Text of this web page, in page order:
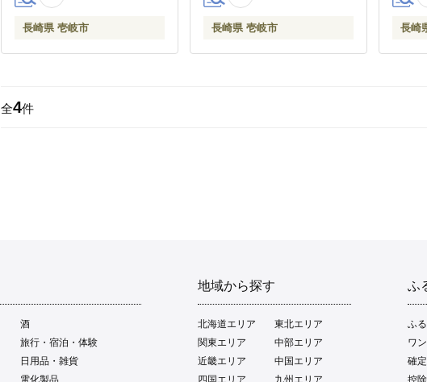
長崎県 壱岐市 長崎県 壱岐市 長崎
全4件
酒
旅行・宿泊・体験
日用品・雑貨
電化製品
地域から探す
北海道エリア
東北エリア
関東エリア
中部エリア
近畿エリア
中国エリア
四国エリア
九州エリア
ふ
ふ
ワ
確
控